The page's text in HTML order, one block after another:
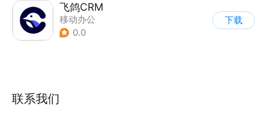
飞鸽CRM
移动办公
0.0
下载
联系我们